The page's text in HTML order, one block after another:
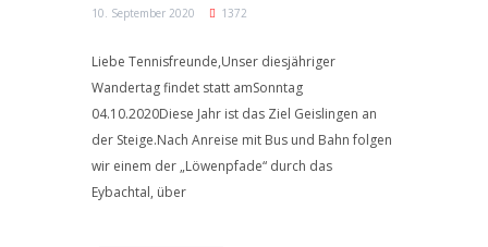
10. September 2020 1372
Liebe Tennisfreunde,Unser diesjähriger
Wandertag findet statt amSonntag
04.10.2020Diese Jahr ist das Ziel Geislingen an
der Steige.Nach Anreise mit Bus und Bahn folgen
wir einem der „Löwenpfade“ durch das
Eybachtal, über